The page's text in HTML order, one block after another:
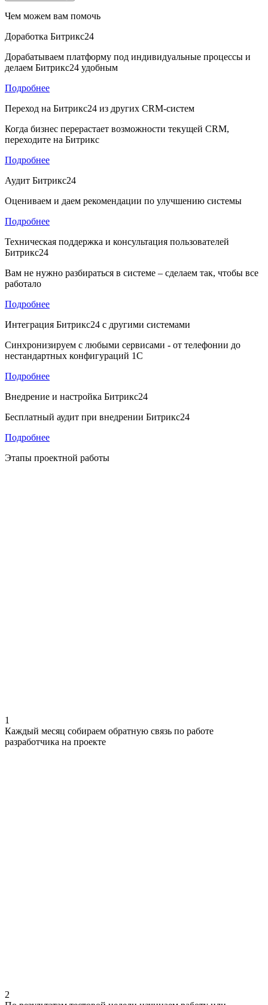
Чем можем вам помочь
Доработка Битрикс24
Дорабатываем платформу под индивидуальные процессы и
делаем Битрикс24 удобным
Подробнее
Переход на Битрикс24 из других CRM-систем
Когда бизнес перерастает возможности текущей CRM,
переходите на Битрикс
Подробнее
Аудит Битрикс24
Оцениваем и даем рекомендации по улучшению системы
Подробнее
Техническая поддержка и консультация пользователей
Битрикс24
Вам не нужно разбираться в системе – сделаем так, чтобы все
работало
Подробнее
Интеграция Битрикс24 с другими системами
Синхронизируем с любыми сервисами - от телефонии до
нестандартных конфигураций 1С
Подробнее
Внедрение и настройка Битрикс24
Бесплатный аудит при внедрении Битрикс24
Подробнее
Этапы проектной работы
1
Каждый месяц собираем обратную связь по работе
разработчика на проекте
2